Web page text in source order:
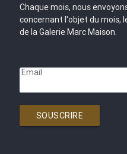
Chaque mois, nous
concernant l'objet du mois,
de la Galerie Marc Maison.
Email
SOUSCRIRE